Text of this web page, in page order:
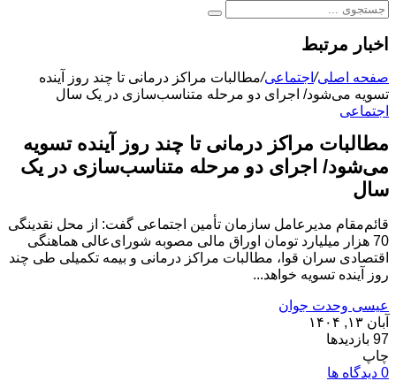
اخبار مرتبط
صفحه اصلی/اجتماعی/مطالبات مراکز درمانی تا چند روز آینده
تسویه می‌شود/ اجرای دو مرحله متناسب‌سازی در یک سال
اجتماعی
مطالبات مراکز درمانی تا چند روز آینده تسویه
می‌شود/ اجرای دو مرحله متناسب‌سازی در یک
سال
قائم‌مقام مدیرعامل سازمان تأمین اجتماعی گفت: از محل نقدینگی
70 هزار میلیارد تومان اوراق مالی مصوبه شورای‌عالی هماهنگی
اقتصادی سران قوا، مطالبات مراکز درمانی و بیمه تکمیلی طی چند
روز آینده تسویه خواهد...
عیسی وحدت جوان
آبان ۱۳, ۱۴۰۴
97 بازدیدها
چاپ
0 دیدگاه ها